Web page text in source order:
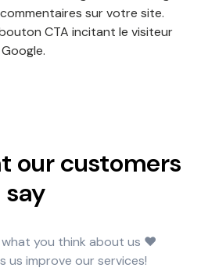
sur votre site.
CTA incitant le visiteur
our customers
say
what you think about us ❤️
us improve our services!